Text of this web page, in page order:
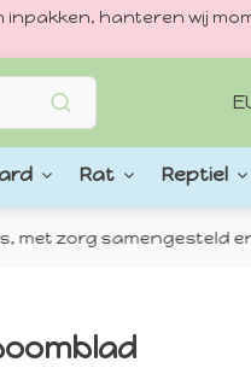
hanteren wij
Rat Reptiel
zorg samengesteld en